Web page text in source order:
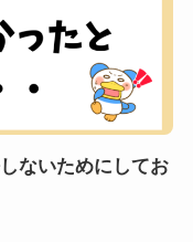
ないためにしてお